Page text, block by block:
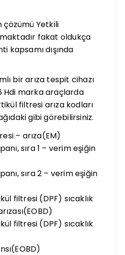
çözümü Yetkili
fakat oldukça
kapsamı dışında
bir arıza tespit cihazı
Hdi marka araçlarda
filtresi arıza kodları
gibi görebilirsiniz.
– arıza(EM)
sıra 1 – verim eşiğin
sıra 2 – verim eşiğin
filtresi (DPF) sıcaklık
filtresi (DPF) sıcaklık